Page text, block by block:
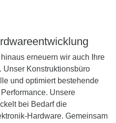
erneuern wir auch Ihre
Unser Konstruktionsbüro
und optimiert bestehende
Unsere
bei Bedarf die
Hardware. Gemeinsam